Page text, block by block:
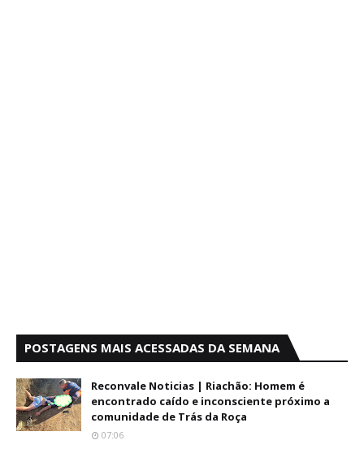
POSTAGENS MAIS ACESSADAS DA SEMANA
Reconvale Noticias | Riachão: Homem é
encontrado caído e inconsciente próximo a
comunidade de Trás da Roça
07:06